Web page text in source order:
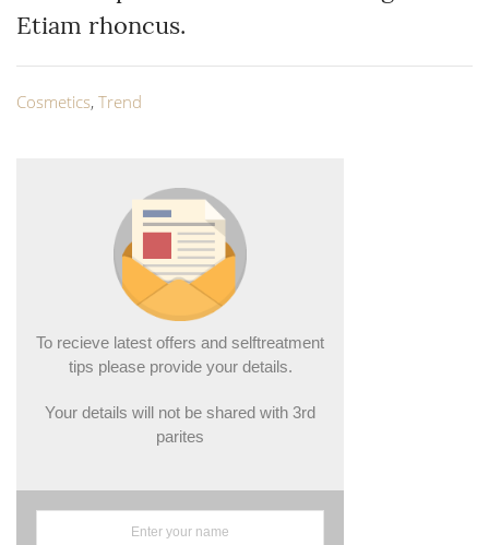
Etiam rhoncus.
Cosmetics, Trend
To recieve latest offers and selftreatment
tips please provide your details.
Your details will not be shared with 3rd
parites